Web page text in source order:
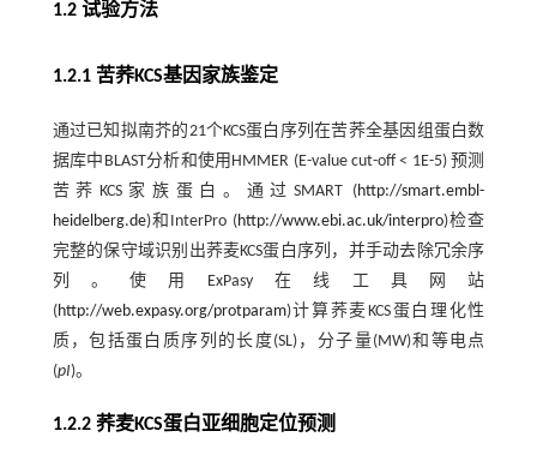
1.2 试验方法
1.2.1 苦荞KCS基因家族鉴定
通过已知拟南芥的21个KCS蛋白序列在苦荞全基因组蛋白数
据库中BLAST分析和使用HMMER (E-value cut-off < 1E-5) 预测
苦荞KCS家族蛋白。通过SMART (http://smart.embl-
heidelberg.de)和InterPro (http://www.ebi.ac.uk/interpro)检查
完整的保守域识别出荞麦KCS蛋白序列，并手动去除冗余序
列。使用ExPasy在线工具网站
(http://web.expasy.org/protparam)计算荞麦KCS蛋白理化性
质，包括蛋白质序列的长度(SL)，分子量(MW)和等电点
(pI)。
1.2.2 荞麦KCS蛋白亚细胞定位预测